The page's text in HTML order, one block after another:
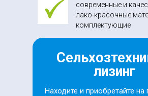
современные и
лако-красочные
комплектующие
лизинг
Находите и приобретайте